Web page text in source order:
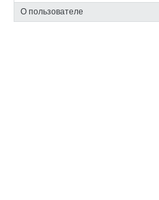
О пользователе